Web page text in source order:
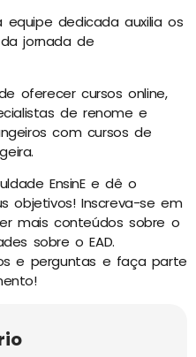
dedicada auxilia os
jornada de
oferecer cursos online,
de renome e
com cursos de
EnsinE e dê o
objetivos! Inscreva-se em
mais conteúdos sobre o
sobre o EAD.
e perguntas e faça parte